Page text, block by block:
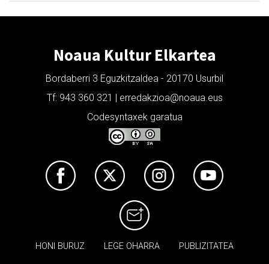
Noaua Kultur Elkartea
Bordaberri 3 Eguzkitzaldea - 20170 Usurbil
Tf: 943 360 321 | erredakzioa@noaua.eus
Codesyntaxek garatua
HONI BURUZ LEGE OHARRA PUBLIZITATEA